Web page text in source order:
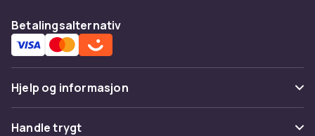
Betalingsalternativ
Hjelp og informasjon
Vanlige spørsmål
Handle trygt